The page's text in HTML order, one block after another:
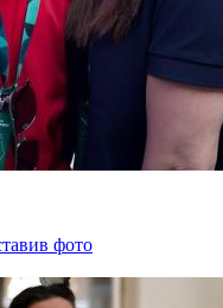
фото